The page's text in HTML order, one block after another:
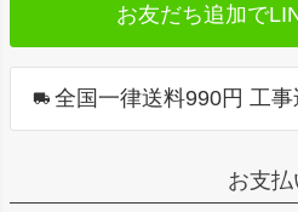
お友だち追加で
全国一律送料990円 工
お支払